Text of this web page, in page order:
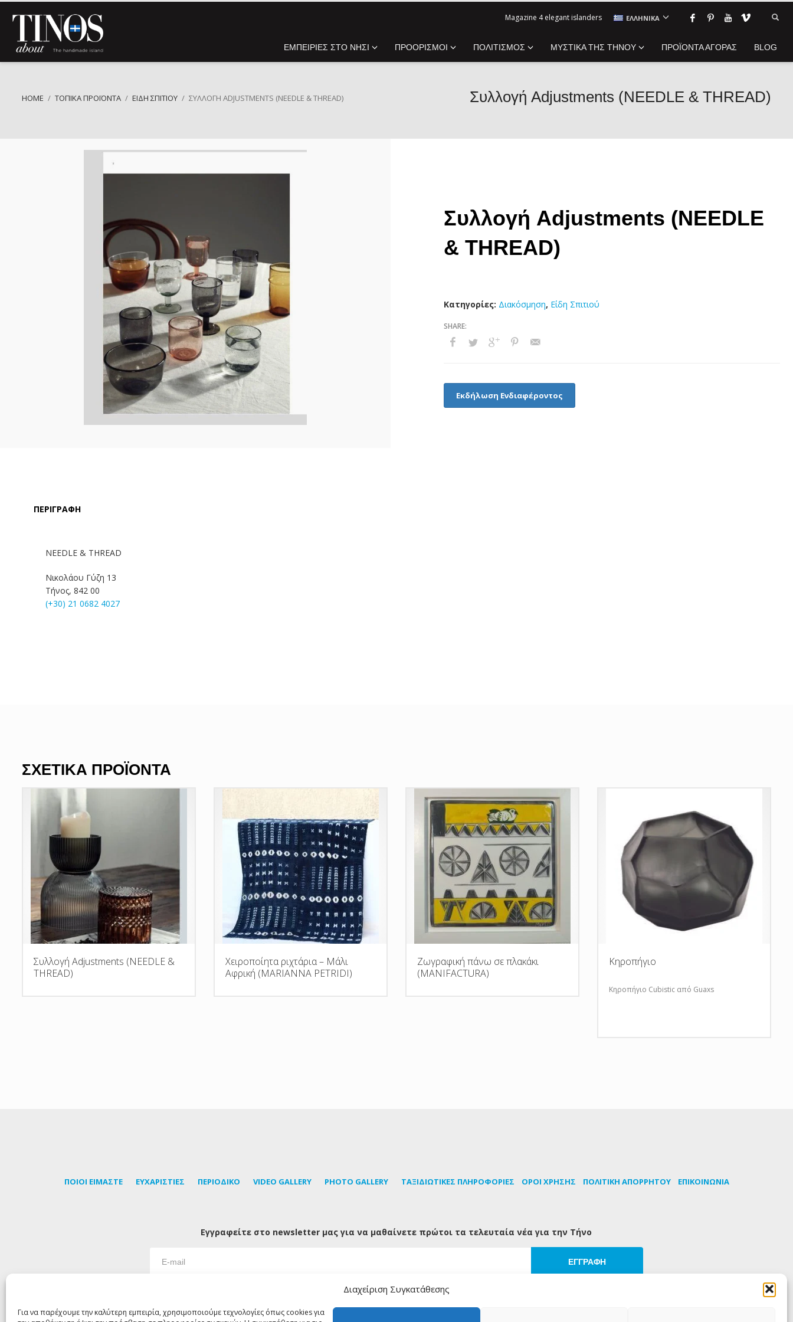
Διαχείριση Συγκατάθεσης
Για να παρέχουμε την καλύτερη εμπειρία, χρησιμοποιούμε τεχνολογίες όπως cookies για
Magazine 4 elegant islanders ΕΛΛΗΝΙΚΆ
ΕΜΠΕΙΡΙΕΣ ΣΤΟ ΝΗΣΙ ΠΡΟΟΡΙΣΜΟΙ ΠΟΛΙΤΙΣΜΟΣ ΜΥΣΤΙΚΑ ΤΗΣ ΤΗΝΟΥ ΠΡΟΪΟΝΤΑ ΑΓΟΡΑΣ BLOG
HOME ΤΟΠΙΚΆ ΠΡΟΪΌΝΤΑ ΕΊΔΗ ΣΠΙΤΙΟΎ ΣΥΛΛΟΓΉ ADJUSTMENTS (NEEDLE & THREAD) Συλλογή Adjustments (NEEDLE & THREAD)
Συλλογή Adjustments (NEEDLE
& THREAD)
Κατηγορίες: Διακόσμηση, Είδη Σπιτιού
Εκδήλωση Ενδιαφέροντος
ΠΕΡΙΓΡΑΦΉ
NEEDLE & THREAD
Νικολάου Γύζη 13
Τήνος, 842 00
(+30) 21 0682 4027
ΣΧΕΤΙΚΆ ΠΡΟΪΌΝΤΑ
Συλλογή Adjustments (NEEDLE &
THREAD)
Χειροποίητα ριχτάρια – Μάλι
Αφρική (MARIANNA PETRIDI)
Ζωγραφική πάνω σε πλακάκι
(MANIFACTURA)
Κηροπήγιο
Κηροπήγιο Cubistic από Guaxs
ΠΟΙΟΙ ΕΙΜΑΣΤΕ ΕΥΧΑΡΙΣΤΙΕΣ ΠΕΡΙΟΔΙΚΟ VIDEO GALLERY PHOTO GALLERY TΑΞΙΔΙΩΤΙΚΕΣ ΠΛΗΡΟΦΟΡΙΕΣ ΟΡΟΙ ΧΡΗΣΗΣ ΠΟΛΙΤΙΚΗ ΑΠΟΡΡΗΤΟΥ ΕΠΙΚΟΙΝΩΝΙΑ
Εγγραφείτε στο newsletter μας για να μαθαίνετε πρώτοι τα τελευταία νέα για την Τήνο
ΕΓΓΡΑΦΗ
FOLLOW US